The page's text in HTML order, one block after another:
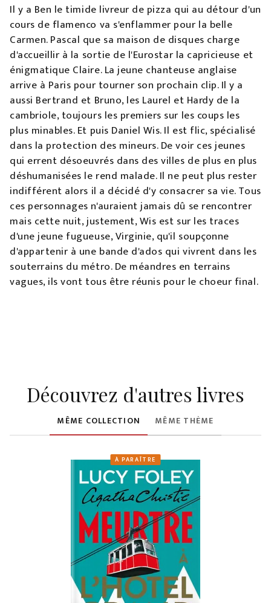
Il y a Ben le timide livreur de pizza qui au détour d'un
cours de flamenco va s'enflammer pour la belle
Carmen. Pascal que sa maison de disques charge
d'accueillir à la sortie de l'Eurostar la capricieuse et
énigmatique Claire. La jeune chanteuse anglaise
arrive à Paris pour tourner son prochain clip. Il y a
aussi Bertrand et Bruno, les Laurel et Hardy de la
cambriole, toujours les premiers sur les coups les
plus minables. Et puis Daniel Wis. Il est flic, spécialisé
dans la protection des mineurs. De voir ces jeunes
qui errent désoeuvrés dans des villes de plus en plus
déshumanisées le rend malade. Il ne peut plus rester
indifférent alors il a décidé d'y consacrer sa vie. Tous
ces personnages n'auraient jamais dû se rencontrer
mais cette nuit, justement, Wis est sur les traces
d'une jeune fugueuse, Virginie, qu'il soupçonne
d'appartenir à une bande d'ados qui vivrent dans les
souterrains du métro. De méandres en terrains
vagues, ils vont tous être réunis pour le choeur final.
Découvrez d'autres livres
MÊME COLLECTION MÊME THÈME
À PARAÎTRE